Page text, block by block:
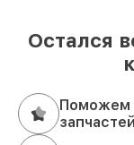
Остался
Поможем
запчастей